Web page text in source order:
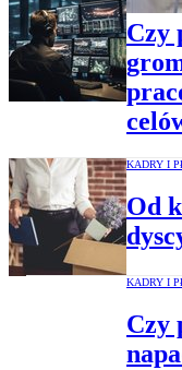
Czy
KADRY I
Od
KADRY I
Czy